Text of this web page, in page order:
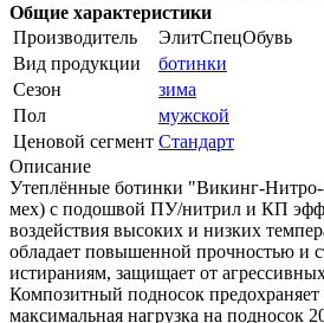
Общие характеристики
Производитель
ЭлитСпецОбувь
Вид продукции
ботинки
Сезон
зима
Пол
мужской
Ценовой сегмент Стандарт
Описание
Утеплённые ботинки "Викинг-
мех) с подошвой ПУ/нитрил и КП
воздействия высоких и низких
обладает повышенной прочностью и
истираниям, защищает от
Композитный подносок предохраняет
максимальная нагрузка на подносок